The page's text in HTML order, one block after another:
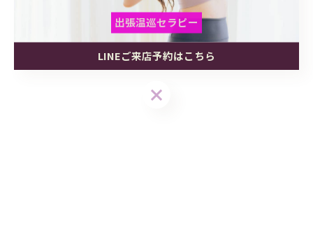
眼精疲労
出張温巡セラピー
LINEご来店予約はこちら
出張温巡セラピー
LINEご来店予約はこちら
出張温巡セラピー
LINEご来店予約はこちら